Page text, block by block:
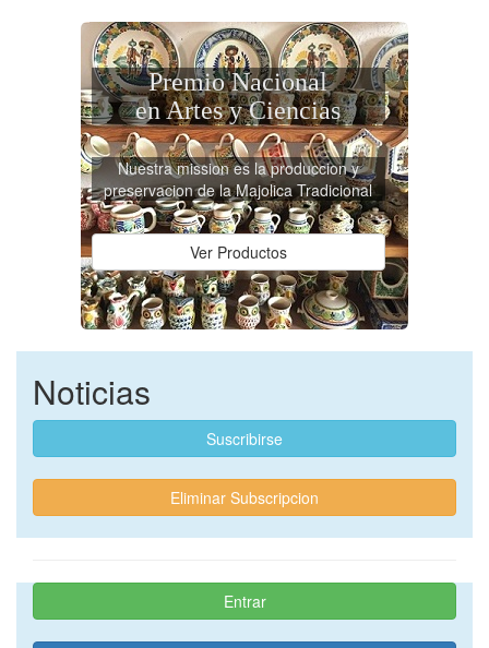
Premio Nacional
en Artes y Ciencias
Nuestra mission es la produccion y
preservacion de la Majolica Tradicional
Ver Productos
Noticias
Suscribirse
Eliminar Subscripcion
Entrar